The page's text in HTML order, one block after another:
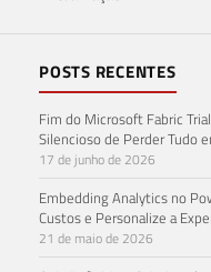
POSTS RECENTES
Fim do Microsoft Fabric
Silencioso de Perder Tudo
17 de junho de 2026
Embedding Analytics no
Custos e Personalize a
21 de maio de 2026